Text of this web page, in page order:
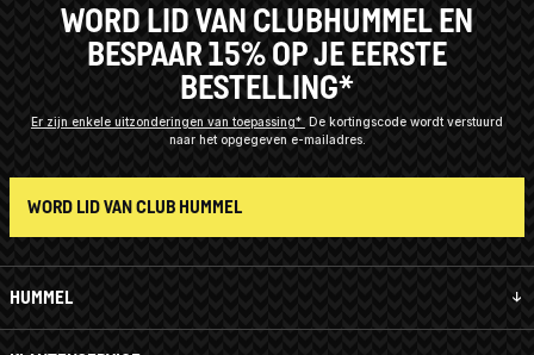
HUMMEL
WORD LID VAN CLUBHUMMEL EN
BESPAAR 15% OP JE EERSTE
BESTELLING*
Er zijn enkele uitzonderingen van toepassing* De kortingscode wordt verstuurd
naar het opgegeven e-mailadres.
WORD LID VAN CLUB HUMMEL